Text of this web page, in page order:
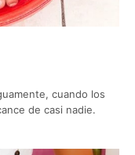
cuando los
de casi nadie.